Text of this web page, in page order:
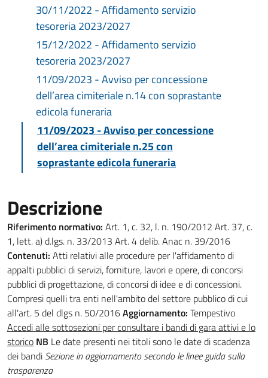
30/11/2022 - Affidamento servizio
tesoreria 2023/2027
15/12/2022 - Affidamento servizio
tesoreria 2023/2027
11/09/2023 - Avviso per concessione
dell’area cimiteriale n.14 con soprastante
edicola funeraria
11/09/2023 - Avviso per concessione
dell’area cimiteriale n.25 con
soprastante edicola funeraria
Descrizione
Riferimento normativo: Art. 1, c. 32, l. n. 190/2012 Art. 37, c.
1, lett. a) d.lgs. n. 33/2013 Art. 4 delib. Anac n. 39/2016
Contenuti: Atti relativi alle procedure per l'affidamento di
appalti pubblici di servizi, forniture, lavori e opere, di concorsi
pubblici di progettazione, di concorsi di idee e di concessioni.
Compresi quelli tra enti nell'ambito del settore pubblico di cui
all'art. 5 del dlgs n. 50/2016Aggiornamento: Tempestivo
Accedi alle sottosezioni per consultare i bandi di gara attivi e lo
storico NB Le date presenti nei titoli sono le date di scadenza
dei bandi Sezione in aggiornamento secondo le linee guida sulla
trasparenza